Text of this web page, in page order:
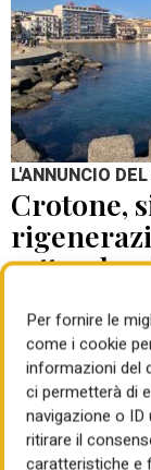
Per fornire le
come i cookie
informazioni del
ci permetterà di
navigazione o
ritirare il
caratteristiche e
L'ANNUNCIO
Crotone,
05 Ago 2026